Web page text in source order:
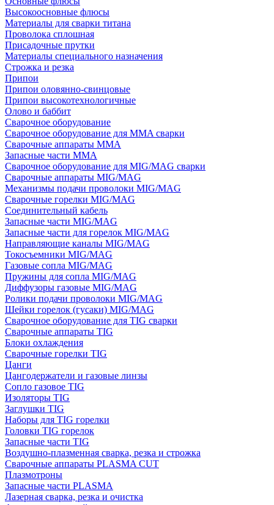
Высокоосновные флюсы
Материалы для сварки титана
Проволока сплошная
Присадочные прутки
Материалы специального назначения
Строжка и резка
Припои
Припои оловянно-свинцовые
Припои высокотехнологичные
Олово и баббит
Сварочное оборудование
Сварочное оборудование для MMA сварки
Сварочные аппараты MMA
Запасные части MMA
Сварочное оборудование для MIG/MAG сварки
Сварочные аппараты MIG/MAG
Механизмы подачи проволоки MIG/MAG
Сварочные горелки MIG/MAG
Соединительный кабель
Запасные части MIG/MAG
Запасные части для горелок MIG/MAG
Направляющие каналы MIG/MAG
Токосъемники MIG/MAG
Газовые сопла MIG/MAG
Пружины для сопла MIG/MAG
Диффузоры газовые MIG/MAG
Ролики подачи проволоки MIG/MAG
Шейки горелок (гусаки) MIG/MAG
Сварочное оборудование для TIG сварки
Сварочные аппараты TIG
Блоки охлаждения
Сварочные горелки TIG
Цанги
Цангодержатели и газовые линзы
Сопло газовое TIG
Изоляторы TIG
Заглушки TIG
Наборы для TIG горелки
Головки TIG горелок
Запасные части TIG
Воздушно-плазменная сварка, резка и строжка
Сварочные аппараты PLASMA CUT
Плазмотроны
Запасные части PLASMA
Лазерная сварка, резка и очистка